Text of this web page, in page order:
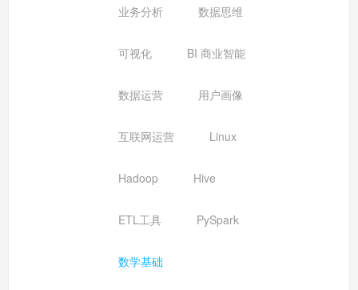
业务分析 数据思维
可视化 BI 商业智能
数据运营 用户画像
互联网运营 Linux
Hadoop Hive
ETL工具 PySpark
数学基础